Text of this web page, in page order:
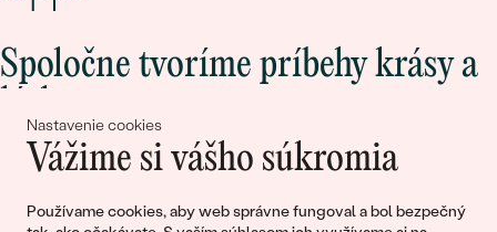
Nastavenie cookies
Vážime si vášho súkromia
Používame cookies, aby web správne fungoval a bol bezpečný
Spoločne tvoríme príbehy krásy a
Pripojte sa k nám!